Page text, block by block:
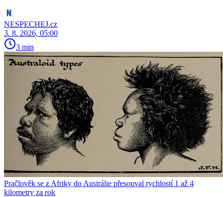
NESPECHEJ.cz
3. 8. 2026, 05:00
3 min
Pračlověk se z Afriky do Austrálie přesouval rychlostí 1 až 4
kilometry za rok